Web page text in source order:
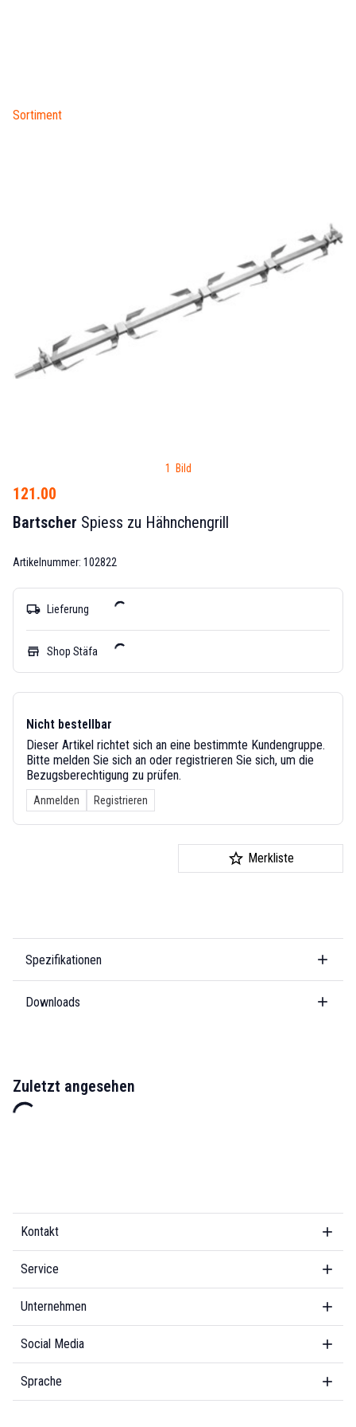
Sortiment
1 Bild
121.00
Bartscher Spiess zu Hähnchengrill
Artikelnummer: 102822
local_shipping Lieferung
store Shop Stäfa
Nicht bestellbar
Dieser Artikel richtet sich an eine bestimmte Kundengruppe.
Bitte melden Sie sich an oder registrieren Sie sich, um die
Bezugsberechtigung zu prüfen.
Anmelden Registrieren
Merkliste
Spezifikationen
Downloads
Zuletzt angesehen
Kontakt
Service
Unternehmen
Social Media
Sprache